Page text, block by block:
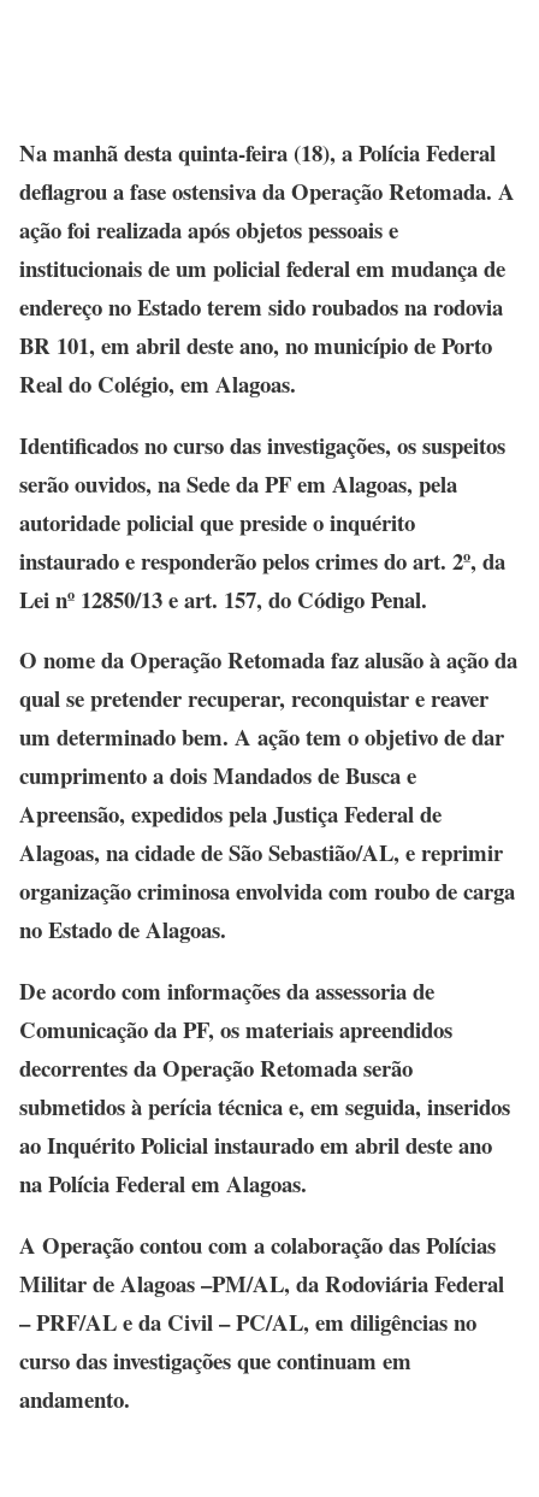
Na manhã desta quinta-feira (18), a Polícia Federal
deflagrou a fase ostensiva da Operação Retomada. A
ação foi realizada após objetos pessoais e
institucionais de um policial federal em mudança de
endereço no Estado terem sido roubados na rodovia
BR 101, em abril deste ano, no município de Porto
Real do Colégio, em Alagoas.
Identificados no curso das investigações, os suspeitos
serão ouvidos, na Sede da PF em Alagoas, pela
autoridade policial que preside o inquérito
instaurado e responderão pelos crimes do art. 2º, da
Lei nº 12850/13 e art. 157, do Código Penal.
O nome da Operação Retomada faz alusão à ação da
qual se pretender recuperar, reconquistar e reaver
um determinado bem. A ação tem o objetivo de dar
cumprimento a dois Mandados de Busca e
Apreensão, expedidos pela Justiça Federal de
Alagoas, na cidade de São Sebastião/AL, e reprimir
organização criminosa envolvida com roubo de carga
no Estado de Alagoas.
De acordo com informações da assessoria de
Comunicação da PF, os materiais apreendidos
decorrentes da Operação Retomada serão
submetidos à perícia técnica e, em seguida, inseridos
ao Inquérito Policial instaurado em abril deste ano
na Polícia Federal em Alagoas.
A Operação contou com a colaboração das Polícias
Militar de Alagoas –PM/AL, da Rodoviária Federal
– PRF/AL e da Civil – PC/AL, em diligências no
curso das investigações que continuam em
andamento.